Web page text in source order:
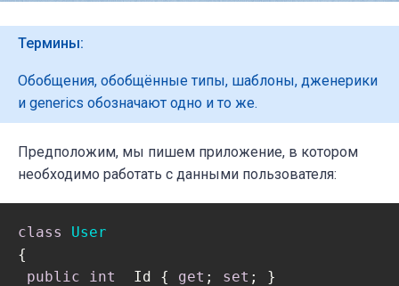
Термины:
Обобщения, обобщённые типы, шаблоны, дженерики
и generics обозначают одно и то же.
Предположим, мы пишем приложение, в котором
необходимо работать с данными пользователя:
class
User
{
public
int
  Id {
get ; set ; }